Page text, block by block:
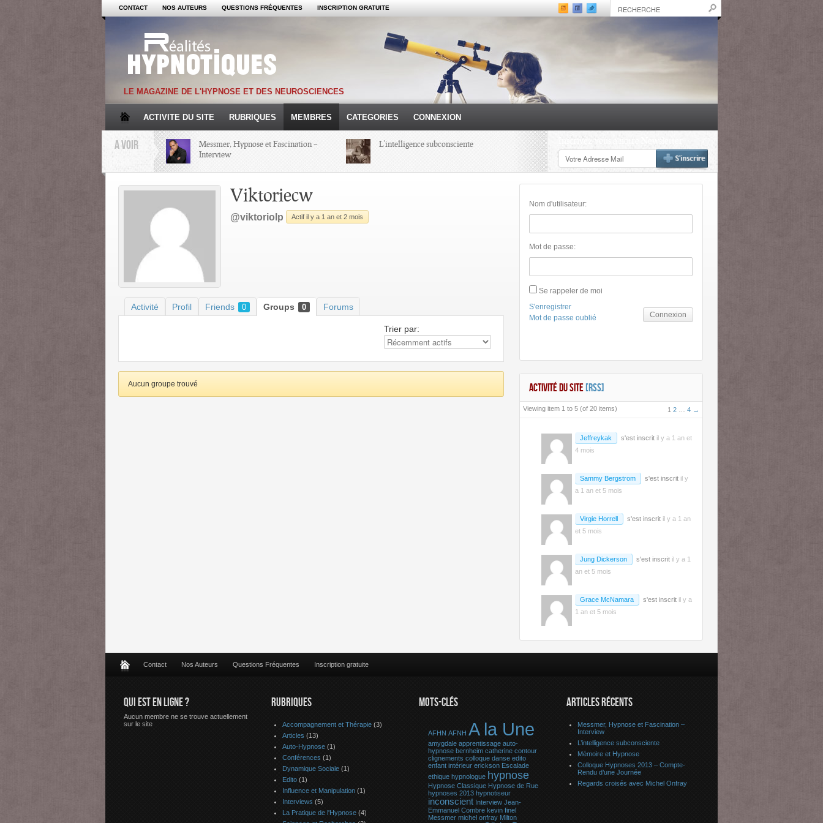
CONTACT NOS AUTEURS QUESTIONS FRÉQUENTES INSCRIPTION GRATUITE
LE MAGAZINE DE L'HYPNOSE ET DES NEUROSCIENCES
ACTIVITE DU SITE RUBRIQUES MEMBRES CATEGORIES CONNEXION
A VOIR
Messmer, Hypnose et Fascination –
Interview
L’intelligence subconsciente
Mémoire et Hypnose
Inscrivez-vous à notre Newsletter
Viktoriecw
@viktoriolp Actif il y a 1 an et 2 mois
Activité Profil Friends 0 Groups 0 Forums
Trier par:
Aucun groupe trouvé
Nom d'utilisateur:
Mot de passe:
Se rappeler de moi
Connexion
S'enregistrer
Mot de passe oublié
ACTIVITÉ DU SITE [RSS]
Viewing item 1 to 5 (of 20 items) 1 2 4 →
Jeffreykak s'est inscrit il y a 1 an et
4 mois
Sammy Bergstrom s'est inscrit il y
a 1 an et 5 mois
Virgie Horrell s'est inscrit il y a 1 an
et 5 mois
Jung Dickerson s'est inscrit il y a 1
an et 5 mois
Grace McNamara s'est inscrit il y a
1 an et 5 mois
Contact Nos Auteurs Questions Fréquentes Inscription gratuite
QUI EST EN LIGNE ?
Aucun membre ne se trouve actuellement
sur le site
RUBRIQUES
Accompagnement et Thérapie (3)
Articles (13)
Auto-Hypnose (1)
Conférences (1)
Dynamique Sociale (1)
Edito (1)
Influence et Manipulation (1)
Interviews (5)
La Pratique de l'Hypnose (4)
MOTS-CLÉS
AFHN AFNH A la Une
amygdale apprentissage auto-
hypnose bernheim catherine contour
clignements colloque danse edito
enfant intérieur erickson Escalade
ethique hypnologue hypnose
Hypnose Classique Hypnose de Rue
hypnoses 2013 hypnotiseur
inconscient Interview Jean-
Emmanuel Combre kevin finel
Messmer michel onfray Milton
ARTICLES RÉCENTS
Messmer, Hypnose et Fascination –
Interview
L’intelligence subconsciente
Mémoire et Hypnose
Colloque Hypnoses 2013 – Compte-
Rendu d’une Journée
Regards croisés avec Michel Onfray